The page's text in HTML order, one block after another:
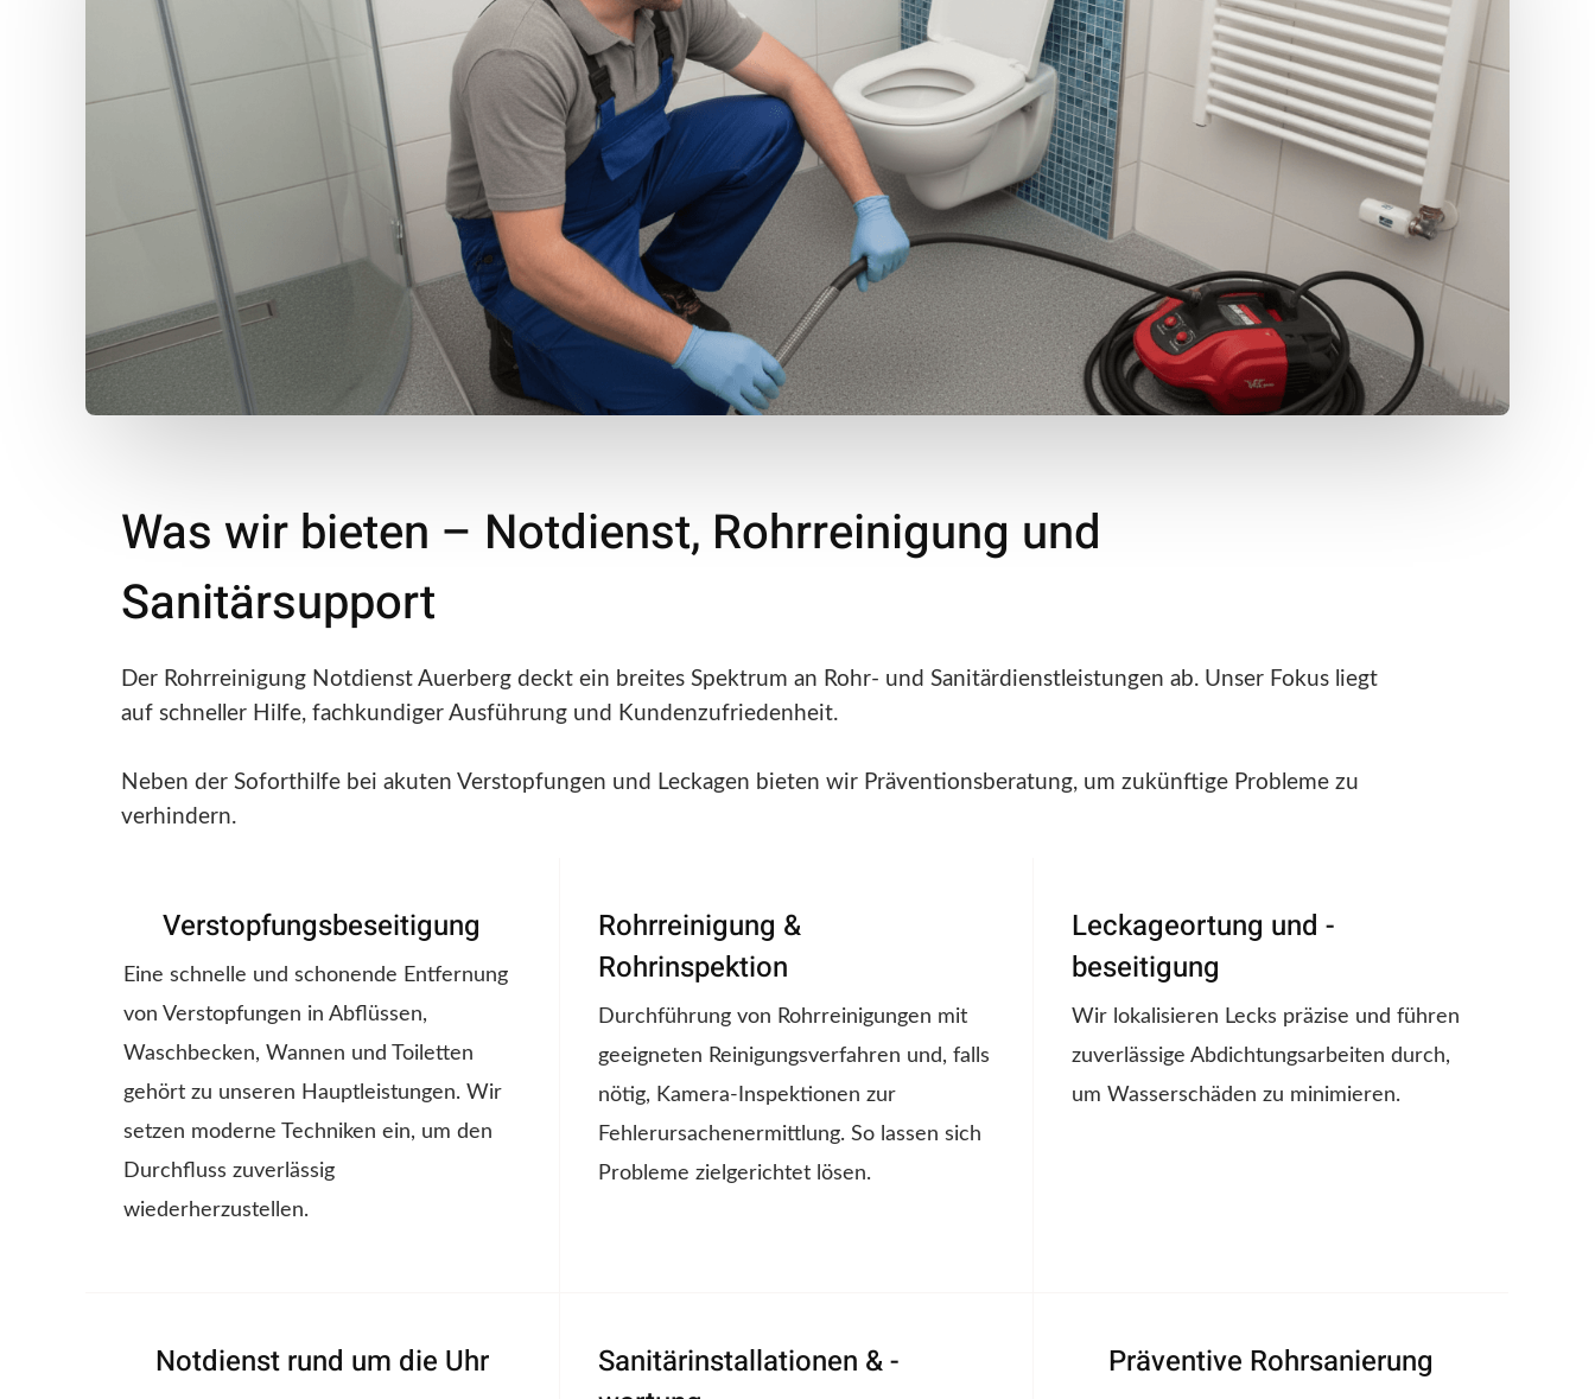
Was wir bieten – Notdienst, Rohrreinigung und
Sanitärsupport
Der Rohrreinigung Notdienst Auerberg deckt ein breites Spektrum an Rohr- und Sanitärdienstleistungen ab. Unser Fokus liegt
auf schneller Hilfe, fachkundiger Ausführung und Kundenzufriedenheit.
Neben der Soforthilfe bei akuten Verstopfungen und Leckagen bieten wir Präventionsberatung, um zukünftige Probleme zu
verhindern.
Verstopfungsbeseitigung
Eine schnelle und schonende Entfernung
von Verstopfungen in Abflüssen,
Waschbecken, Wannen und Toiletten
gehört zu unseren Hauptleistungen. Wir
setzen moderne Techniken ein, um den
Durchfluss zuverlässig
wiederherzustellen.
Rohrreinigung &
Rohrinspektion
Durchführung von Rohrreinigungen mit
geeigneten Reinigungsverfahren und, falls
nötig, Kamera-Inspektionen zur
Fehlerursachenermittlung. So lassen sich
Probleme zielgerichtet lösen.
Leckageortung und -
beseitigung
Wir lokalisieren Lecks präzise und führen
zuverlässige Abdichtungsarbeiten durch,
um Wasserschäden zu minimieren.
Notdienst rund um die Uhr
Sanitärinstallationen & -
Präventive Rohrsanierung